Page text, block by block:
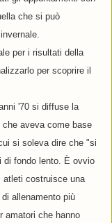
che si può
per i risultati della
per scoprire il
'70 si diffuse la
che aveva come base
si soleva dire che "si
di fondo lento. È ovvio
atleti costruisce una
allenamento più
amatori che hanno